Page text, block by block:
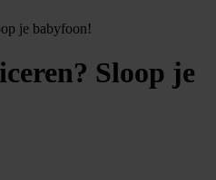
je babyfoon!
Sloop je